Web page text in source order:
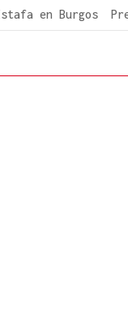
en Burgos